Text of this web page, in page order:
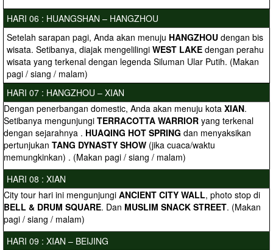
HARI 06 : HUANGSHAN – HANGZHOU
Setelah sarapan pagi, Anda akan menuju HANGZHOU dengan bis
wisata. Setibanya, diajak mengelilingi WEST LAKE dengan perahu
wisata yang terkenal dengan legenda Siluman Ular Putih. (Makan
pagi / siang / malam)
HARI 07 : HANGZHOU – XIAN
Dengan penerbangan domestic, Anda akan menuju kota XIAN.
Setibanya mengunjungi TERRACOTTA WARRIOR yang terkenal
dengan sejarahnya . HUAQING HOT SPRING dan menyaksikan
pertunjukan TANG DYNASTY SHOW (jika cuaca/waktu
memungkinkan) . (Makan pagi / siang / malam)
HARI 08 : XIAN
City tour hari ini mengunjungi ANCIENT CITY WALL, photo stop di
BELL & DRUM SQUARE. Dan MUSLIM SNACK STREET. (Makan
pagi / siang / malam)
HARI 09 : XIAN – BEIJING